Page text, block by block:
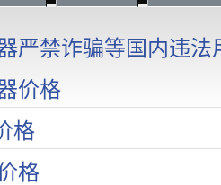
严禁诈骗等国内违法
价格
格
格